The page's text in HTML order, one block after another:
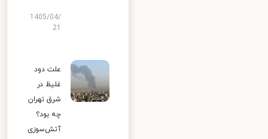
1405/04/
علت دود
غلیظ در
شرق تهران
چه بود؟
آتش‌سوزی